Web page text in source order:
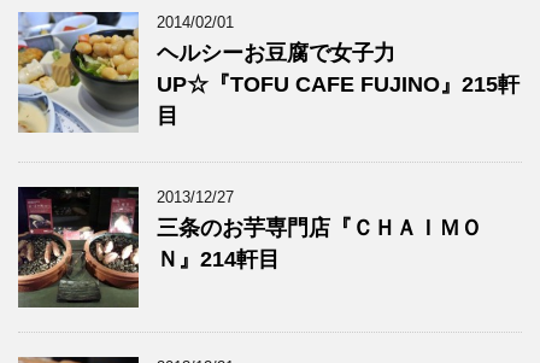
2014/02/01
ヘルシーお豆腐で女子力
UP☆『TOFU CAFE FUJINO』215軒
目
2013/12/27
三条のお芋専門店『ＣＨＡＩＭＯ
Ｎ』214軒目